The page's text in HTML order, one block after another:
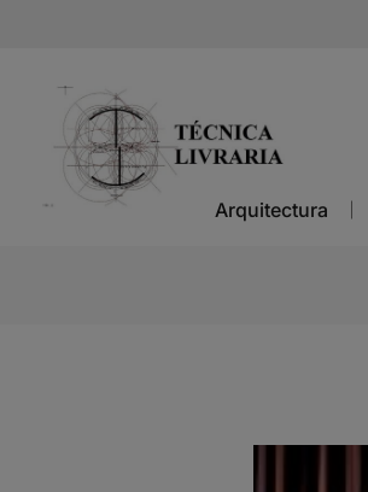
Arquitectura